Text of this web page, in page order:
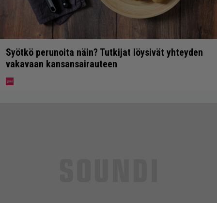
Syötkö perunoita näin? Tutkijat löysivät yhteyden
vakavaan kansansairauteen